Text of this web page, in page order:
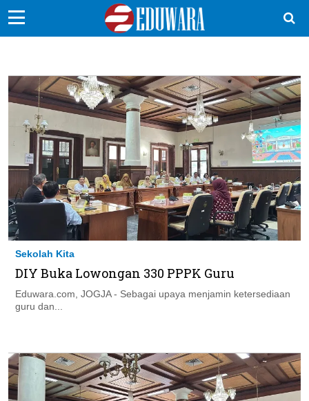
Sekolah Kita
Vokasi
Kampus
Idea
Sains
EduDana
Sekolah Kita
DIY Buka Lowongan 330 PPPK Guru
Eduwara.com, JOGJA - Sebagai upaya menjamin ketersediaan
guru dan...